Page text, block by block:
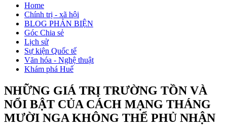
Home
Chính trị - xã hội
BLOG PHẢN BIỆN
Góc Chia sẻ
Lịch sử
Sự kiện Quốc tế
Văn hóa - Nghệ thuật
Khám phá Huế
NHỮNG GIÁ TRỊ TRƯỜNG TỒN VÀ
NỔI BẬT CỦA CÁCH MẠNG THÁNG
MƯỜI NGA KHÔNG THỂ PHỦ NHẬN